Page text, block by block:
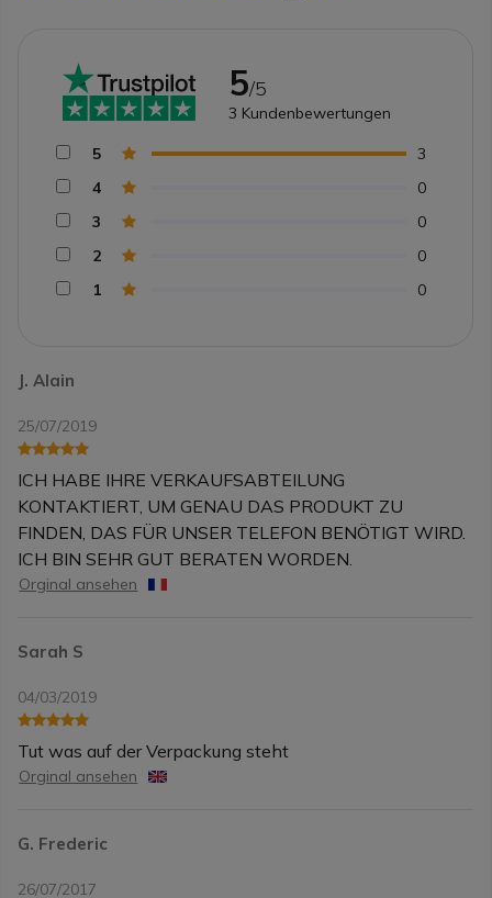
J. Alain
25/07/2019
ICH HABE IHRE VERKAUFSABTEILUNG
KONTAKTIERT, UM GENAU DAS PRODUKT ZU
FINDEN, DAS FÜR UNSER TELEFON BENÖTIGT WIRD.
ICH BIN SEHR GUT BERATEN WORDEN.
Orginal ansehen
Sarah S
04/03/2019
Tut was auf der Verpackung steht
Orginal ansehen
G. Frederic
26/07/2017
5/5
3 Kundenbewertungen
5
3
4
0
3
0
2
0
1
0